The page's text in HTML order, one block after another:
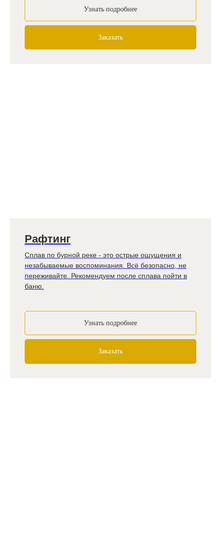
Узнать подробнее
Заказать
Рафтинг
Сплав по бурной реке - это острые ощущения и
незабываемые воспоминания. Всё безопасно, не
переживайте. Рекомендуем после сплава пойти в
баню.
Узнать подробнее
Заказать